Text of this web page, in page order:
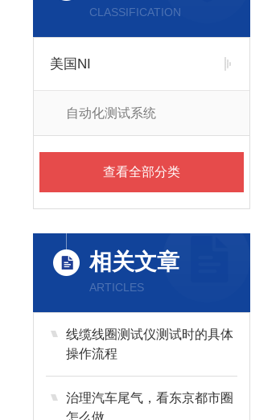
CLASSIFICATION
美国NI
自动化测试系统
查看全部分类
相关文章
ARTICLES
线缆线圈测试仪测试时的具体
操作流程
治理汽车尾气，看东京都市圈
怎么做